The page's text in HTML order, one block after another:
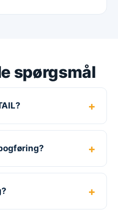
spørgsmål